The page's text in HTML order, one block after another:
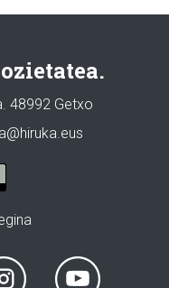
48992 Getxo